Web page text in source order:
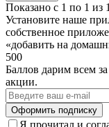
Показано с 1 по 1 из
Установите наше
собственное
«добавить на
500
Баллов дарим всем
акции.
Оформить подписку
Я прочитал и